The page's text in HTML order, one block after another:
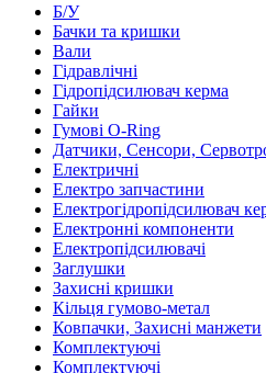
Б/У
Бачки та кришки
Вали
Гідравлічні
Гідропідсилювач керма
Гайки
Гумові O-Ring
Датчики, Сенсори,
Електричні
Електро запчастини
Електрогідропідсилювач
Електронні компоненти
Електропідсилювачі
Заглушки
Захисні кришки
Кільця гумово-метал
Ковпачки, Захисні манжети
Комплектуючі
Комплектуючі